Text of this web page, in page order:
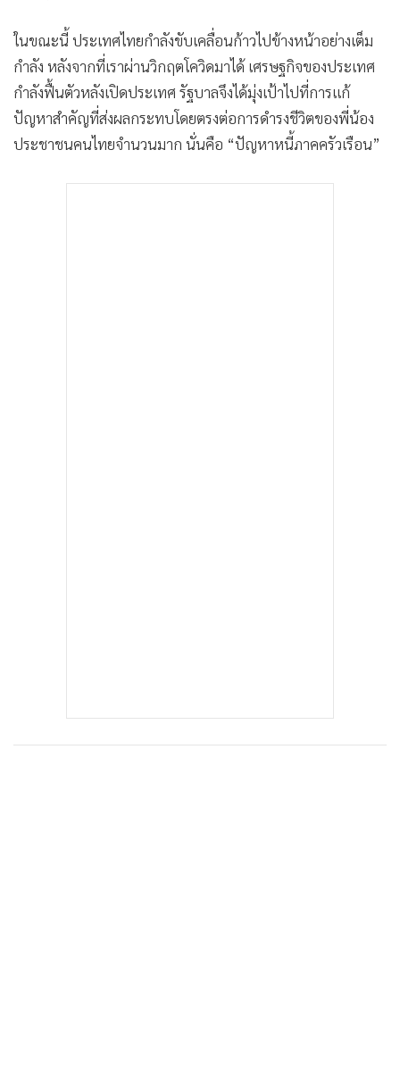
• กองทุนรวม
• Celeb Online
• Factcheck
• ญี่ปุ่น
• News1
Gotomanager
ในขณะนี้ ประเทศไทยกำลังขับเคลื่อนก้าวไปข้างหน้าอย่างเต็ม
กำลัง หลังจากที่เราผ่านวิกฤตโควิดมาได้ เศรษฐกิจของประเทศ
กำลังฟื้นตัวหลังเปิดประเทศ รัฐบาลจึงได้มุ่งเป้าไปที่การแก้
ปัญหาสำคัญที่ส่งผลกระทบโดยตรงต่อการดำรงชีวิตของพี่น้อง
ประชาชนคนไทยจำนวนมาก นั่นคือ “ปัญหาหนี้ภาคครัวเรือน”